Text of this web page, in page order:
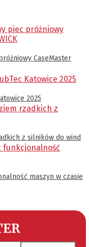
CaseMaster
2025
z silników do wind
maszyn w czasie